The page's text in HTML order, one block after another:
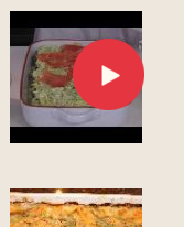
Met fruit
Met peulvruchten
Met groenten
Met varkensvlees